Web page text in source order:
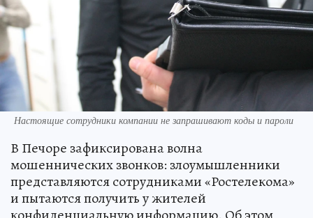
Настоящие сотрудники компании не запрашивают коды и пароли
В Печоре зафиксирована волна
мошеннических звонков: злоумышленники
представляются сотрудниками «Ростелекома»
и пытаются получить у жителей